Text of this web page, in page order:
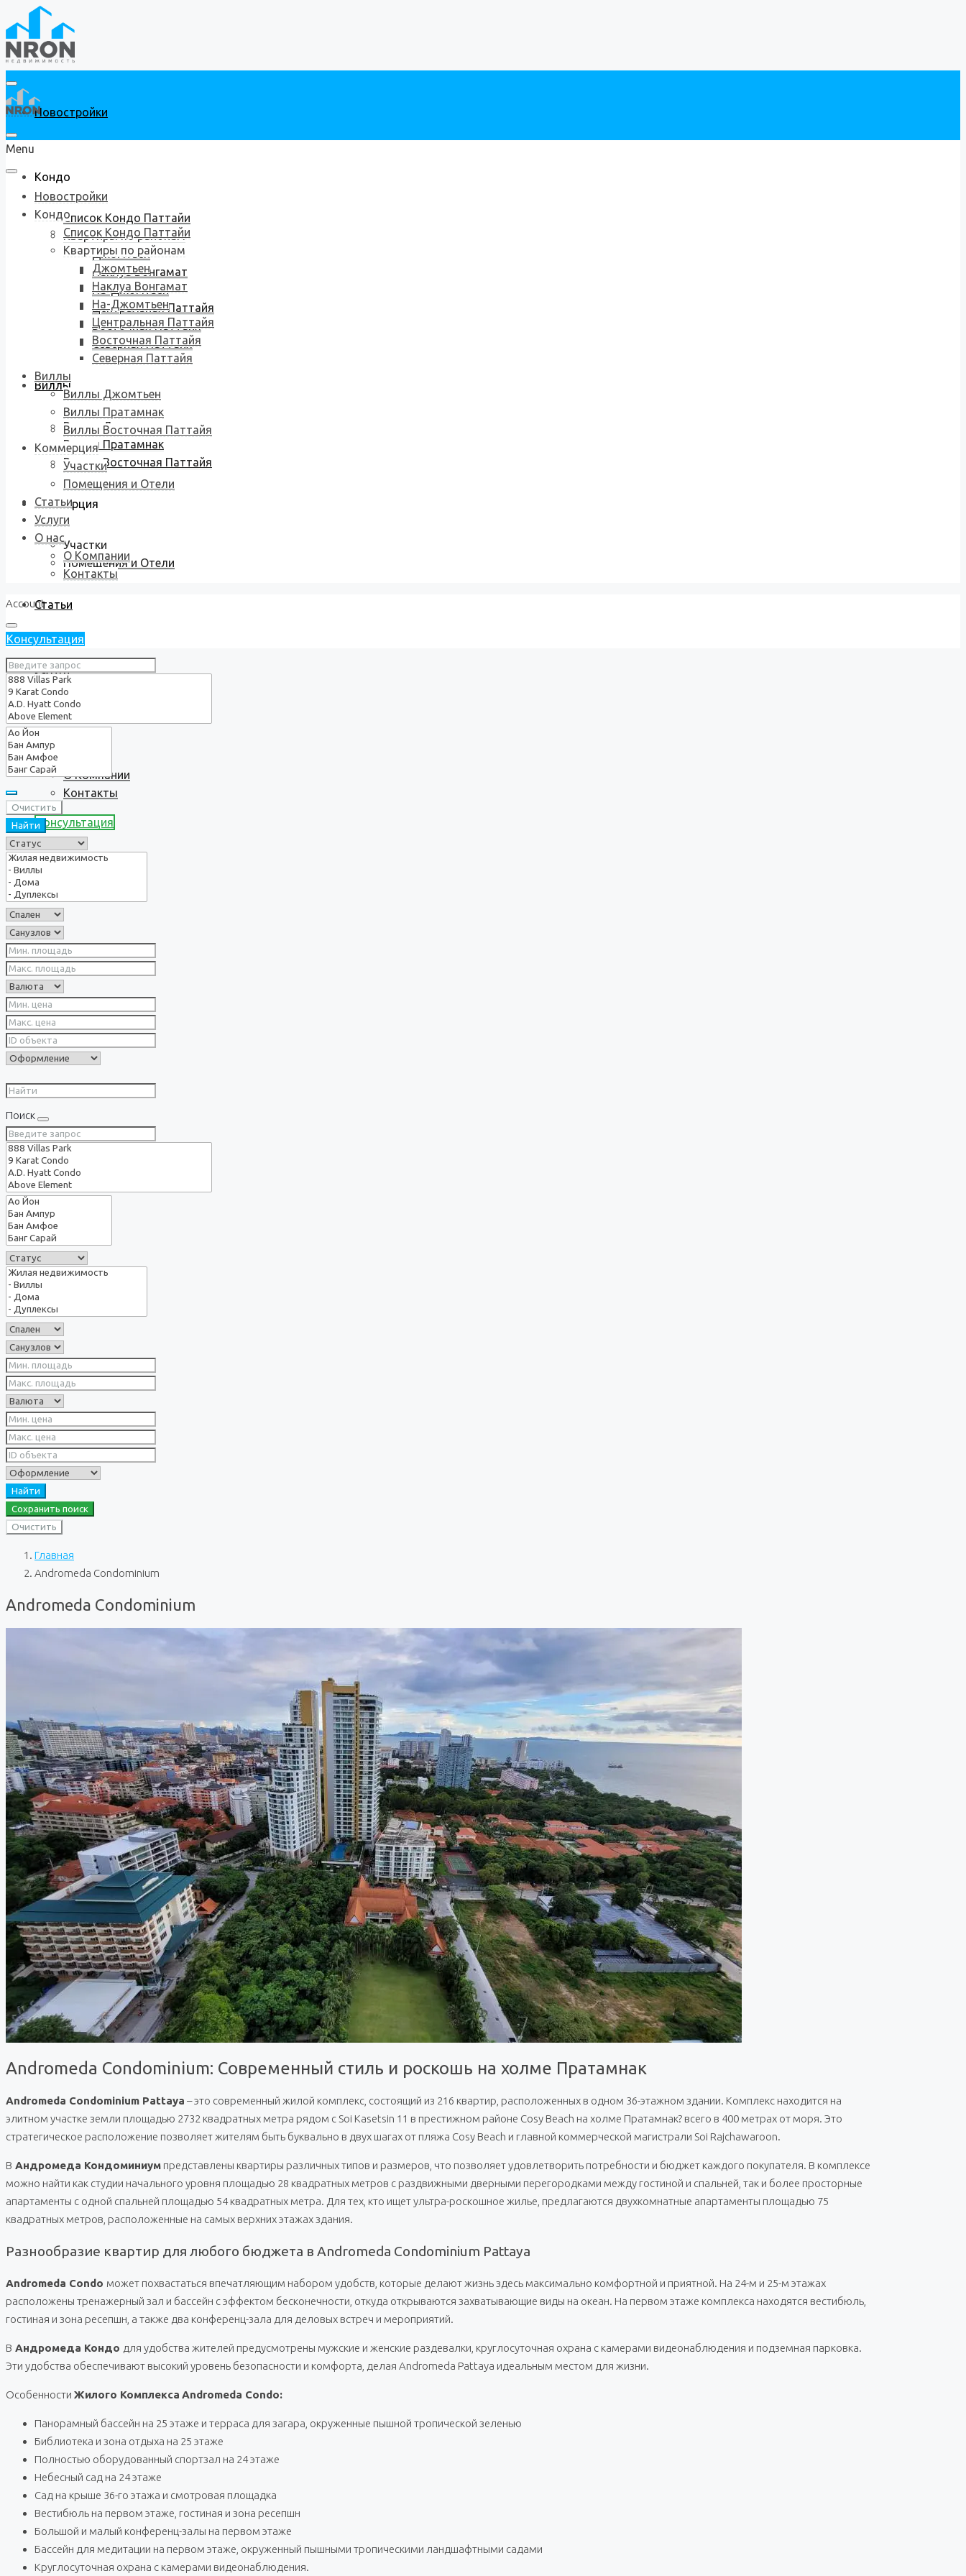
Новостройки
Кондо
Список Кондо Паттайи
Квартиры по районам
Джомтьен
Наклуа Вонгамат
На-Джомтьен
Центральная Паттайя
Восточная Паттайя
Северная Паттайя
Виллы
Виллы Джомтьен
Виллы Пратамнак
Виллы Восточная Паттайя
Коммерция
Участки
Помещения и Отели
Статьи
Услуги
О нас
О Компании
Контакты
Консультация
Menu
Новостройки
Кондо
Список Кондо Паттайи
Квартиры по районам
Джомтьен
Наклуа Вонгамат
На-Джомтьен
Центральная Паттайя
Восточная Паттайя
Северная Паттайя
Виллы
Виллы Джомтьен
Виллы Пратамнак
Виллы Восточная Паттайя
Коммерция
Участки
Помещения и Отели
Статьи
Услуги
О нас
О Компании
Контакты
Account
Консультация
Очистить
Найти
Поиск
Найти
Сохранить поиск
Очистить
Главная
Andromeda Condominium
Andromeda Condominium
Andromeda Condominium: Современный стиль и роскошь на холме Пратамнак
Andromeda Condominium Pattaya – это современный жилой комплекс, состоящий из 216 квартир, расположенных в одном 36-этажном здании. Комплекс находится на
элитном участке земли площадью 2732 квадратных метра рядом с Soi Kasetsin 11 в престижном районе Cosy Beach на холме Пратамнак? всего в 400 метрах от моря. Это
стратегическое расположение позволяет жителям быть буквально в двух шагах от пляжа Cosy Beach и главной коммерческой магистрали Soi Rajchawaroon.
В Андромеда Кондоминиум представлены квартиры различных типов и размеров, что позволяет удовлетворить потребности и бюджет каждого покупателя. В комплексе
можно найти как студии начального уровня площадью 28 квадратных метров с раздвижными дверными перегородками между гостиной и спальней, так и более просторные
апартаменты с одной спальней площадью 54 квадратных метра. Для тех, кто ищет ультра-роскошное жилье, предлагаются двухкомнатные апартаменты площадью 75
квадратных метров, расположенные на самых верхних этажах здания.
Разнообразие квартир для любого бюджета в Andromeda Condominium Pattaya
Andromeda Condo может похвастаться впечатляющим набором удобств, которые делают жизнь здесь максимально комфортной и приятной. На 24-м и 25-м этажах
расположены тренажерный зал и бассейн с эффектом бесконечности, откуда открываются захватывающие виды на океан. На первом этаже комплекса находятся вестибюль,
гостиная и зона ресепшн, а также два конференц-зала для деловых встреч и мероприятий.
В Андромеда Кондо для удобства жителей предусмотрены мужские и женские раздевалки, круглосуточная охрана с камерами видеонаблюдения и подземная парковка.
Эти удобства обеспечивают высокий уровень безопасности и комфорта, делая Andromeda Pattaya идеальным местом для жизни.
Особенности Жилого Комплекса Andromeda Condo:
Панорамный бассейн на 25 этаже и терраса для загара, окруженные пышной тропической зеленью
Библиотека и зона отдыха на 25 этаже
Полностью оборудованный спортзал на 24 этаже
Небесный сад на 24 этаже
Сад на крыше 36-го этажа и смотровая площадка
Вестибюль на первом этаже, гостиная и зона ресепшн
Большой и малый конференц-залы на первом этаже
Бассейн для медитации на первом этаже, окруженный пышными тропическими ландшафтными садами
Круглосуточная охрана с камерами видеонаблюдения.